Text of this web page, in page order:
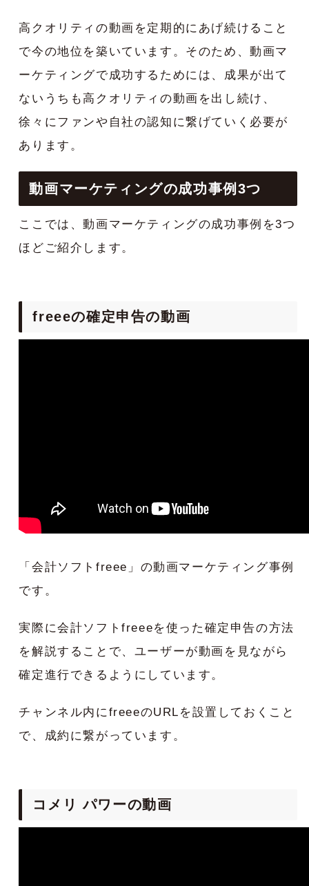
高クオリティの動画を定期的にあげ続けること
で今の地位を築いています。そのため、動画マ
ーケティングで成功するためには、成果が出て
ないうちも高クオリティの動画を出し続け、
徐々にファンや自社の認知に繋げていく必要が
あります。
動画マーケティングの成功事例3つ
ここでは、動画マーケティングの成功事例を3つ
ほどご紹介します。
freeeの確定申告の動画
「会計ソフトfreee」の動画マーケティング事例
です。
実際に会計ソフトfreeeを使った確定申告の方法
を解説することで、ユーザーが動画を見ながら
確定進行できるようにしています。
チャンネル内にfreeeのURLを設置しておくこと
で、成約に繋がっています。
コメリ パワーの動画